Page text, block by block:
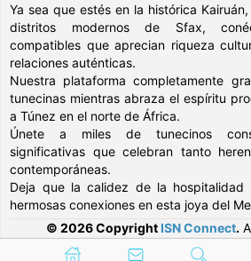
Ya sea que estés en la histórica
distritos modernos de Sfax,
compatibles que aprecian riqueza
relaciones auténticas.
Nuestra plataforma completamente
tunecinas mientras abraza el espíritu
a Túnez en el norte de África.
Únete a miles de tunecinos
significativas que celebran tanto
contemporáneas.
Deja que la calidez de la hospitalidad
hermosas conexiones en esta joya del
© 2026 Copyright ISN Connect.